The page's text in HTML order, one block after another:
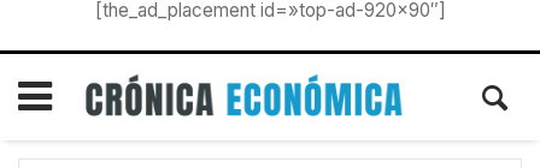
[the_ad_placement id=»top-ad-920×90″]